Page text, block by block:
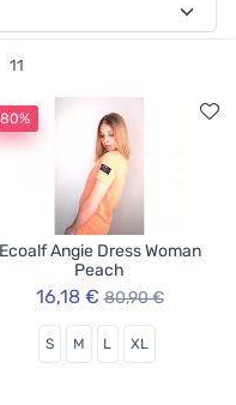
11
Ecoalf Angie Dress Woman
Peach
16,18 € 80,90 €
S M L XL